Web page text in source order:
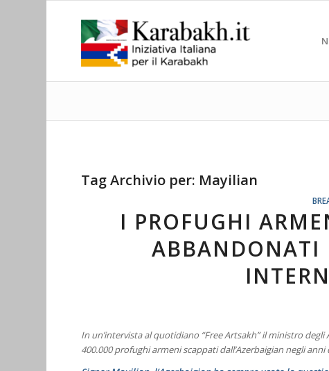
Tag Archivio per: Mayilian
I PROFUGHI
ABBANDONATI
In un’intervista al quotidiano “Free Artsakh” il ministro
400.000 profughi armeni scappati dall’Azerbaigian negli